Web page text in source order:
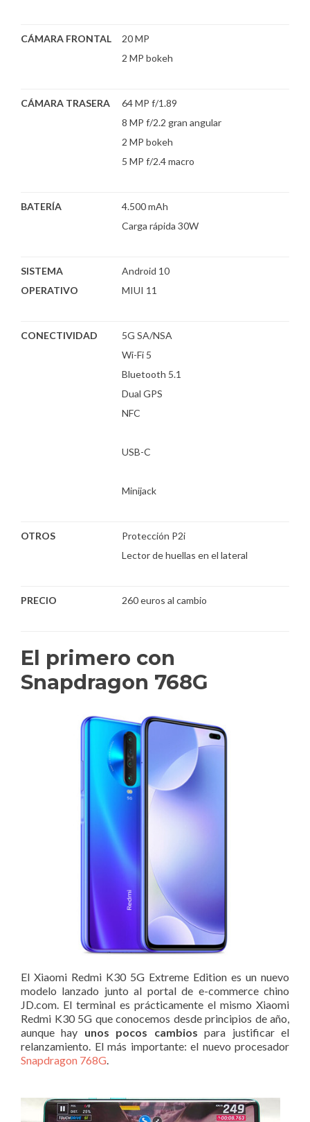
CÁMARA FRONTAL
20 MP
2 MP bokeh
CÁMARA TRASERA
64 MP f/1.89
8 MP f/2.2 gran angular
2 MP bokeh
5 MP f/2.4 macro
BATERÍA
4.500 mAh
Carga rápida 30W
SISTEMA
OPERATIVO
Android 10
MIUI 11
CONECTIVIDAD
5G SA/NSA
Wi-Fi 5
Bluetooth 5.1
Dual GPS
NFC
USB-C
Minijack
OTROS
Protección P2i
Lector de huellas en el lateral
PRECIO 260 euros al cambio
El primero con
Snapdragon 768G
El Xiaomi Redmi K30 5G Extreme Edition es un nuevo
modelo lanzado junto al portal de e-commerce chino
JD.com. El terminal es prácticamente el mismo Xiaomi
Redmi K30 5G que conocemos desde principios de año,
aunque hay unos pocos cambios para justificar el
relanzamiento. El más importante: el nuevo procesador
Snapdragon 768G